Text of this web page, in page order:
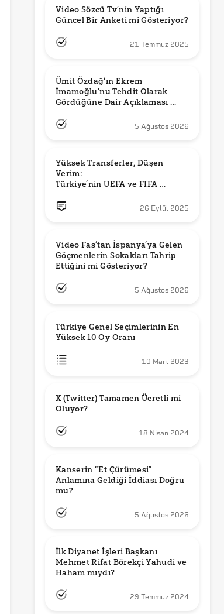
Video Sözcü Tv’nin Yaptığı
Güncel Bir Anketi mi Gösteriyor?
21 Temmuz 2025
Ümit Özdağ'ın Ekrem
İmamoğlu'nu Tehdit Olarak
Gördüğüne Dair Açıklaması
5 Ağustos 2026
Yüksek Transferler, Düşen
Verim:
Türkiye’nin UEFA ve FIFA
26 Eylül 2025
Video Fas’tan İspanya’ya Gelen
Göçmenlerin Sokakları Tahrip
Ettiğini mi Gösteriyor?
5 Ağustos 2026
Türkiye Genel Seçimlerinin En
Yüksek 10 Oy Oranı
10 Mart 2023
X (Twitter) Tamamen Ücretli mi
Oluyor?
18 Nisan 2024
Kanserin “Et Çürümesi”
Anlamına Geldiği İddiası Doğru
mu?
5 Ağustos 2026
İlk Diyanet İşleri Başkanı
Mehmet Rifat Börekçi Yahudi ve
Haham mıydı?
29 Temmuz 2024